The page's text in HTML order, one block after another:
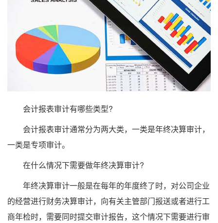
会计报表审计有哪些类型?
会计报表审计通常分为两大类，一类是年终决算审计，
一类是专项审计。
在什么情况下需要做年终决算审计?
年终决算审计一般是在每年的年度终了时，对公司企业
的经营进行财务决算审计，向有关主管部门报送或者进行工
商年检时，需要同时提交审计报告，这个情况下需要进行审